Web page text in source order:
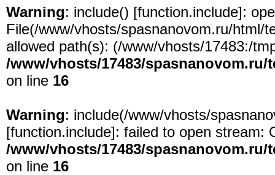
Warning: include() [function.include]:
File(/www/vhosts/spasnanovom.ru/html/
allowed path(s): (/www/vhosts/17483:/
/www/vhosts/17483/
on line 16
Warning: include(/www/vhosts/
[function.include]: failed to open stream:
/www/vhosts/17483/
on line 16